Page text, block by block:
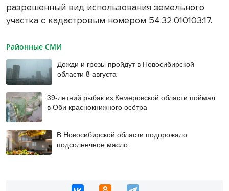
разрешенный вид использования земельного
участка с кадастровым номером 54:32:010103:17.
Районные СМИ
Дожди и грозы пройдут в Новосибирской
области 8 августа
39-летний рыбак из Кемеровской области поймал
в Оби краснокнижного осётра
В Новосибирской области подорожало
подсолнечное масло